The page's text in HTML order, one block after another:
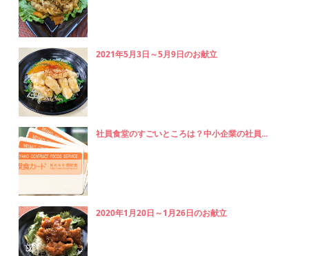
2021年5月3日～5月9日のお献立
社員食堂のすごいところは？中小企業の社員...
2020年1月20日～1月26日のお献立